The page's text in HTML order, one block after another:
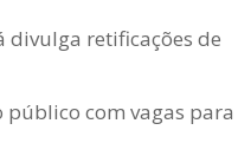
divulga retificações de
público com vagas para